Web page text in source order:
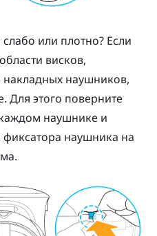
или плотно? Если
висков,
накладных наушников,
Для этого поверните
наушнике и
фиксатора наушника на